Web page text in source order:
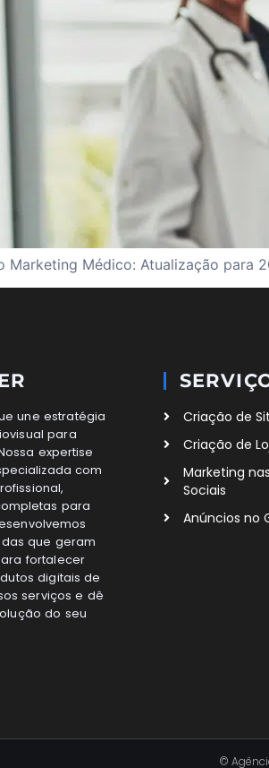
Marketing Médico: Atualização para
une estratégia
para
expertise
com
para
que geram
fortalecer
digitais de
serviços e dê
do seu
Criação de
Criação de
Marketing
Sociais
Anúncios no
©